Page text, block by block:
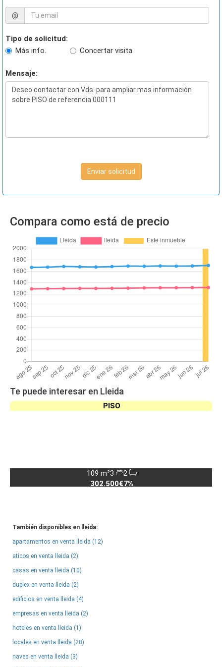
@
Tipo de solicitud:
Más info.
Concertar visita
Mensaje:
Enviar solicitud
Compara como está de precio
Te puede interesar en Lleida
PISO
109 m²3
2
302.500€7%
También disponibles en lleida:
apartamentos en venta lleida (12)
aticos en venta lleida (2)
casas en venta lleida (10)
duplex en venta lleida (2)
edificios en venta lleida (4)
empresas en venta lleida (2)
hoteles en venta lleida (1)
locales en venta lleida (28)
naves en venta lleida (3)